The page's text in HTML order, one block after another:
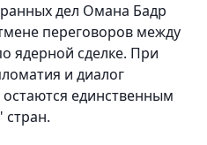
дел Омана Бадр
переговоров между
ядерной сделке. При
и диалог
единственным